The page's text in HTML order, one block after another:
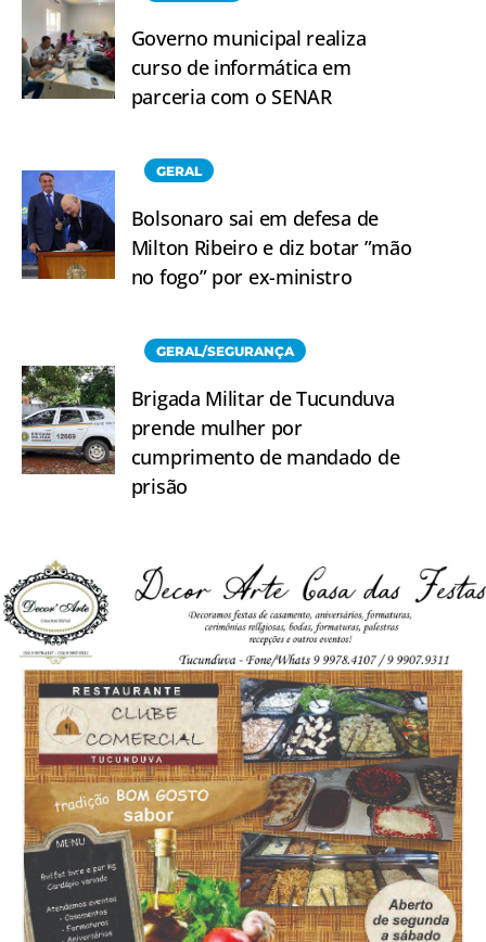
Governo municipal realiza
curso de informática em
parceria com o SENAR
GERAL
Bolsonaro sai em defesa de
Milton Ribeiro e diz botar ”mão
no fogo” por ex-ministro
GERAL/SEGURANÇA
Brigada Militar de Tucunduva
prende mulher por
cumprimento de mandado de
prisão